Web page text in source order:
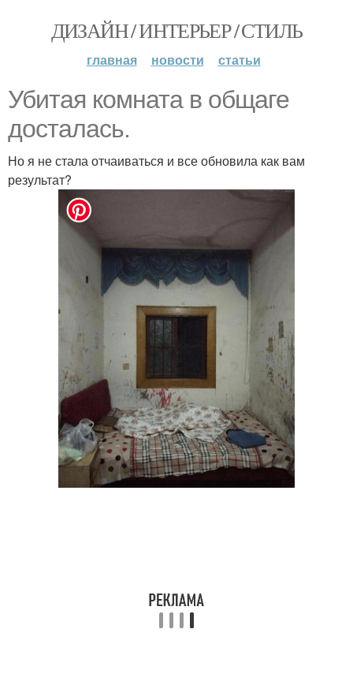
ДИЗАЙН / ИНТЕРЬЕР / СТИЛЬ
главная новости статьи
Убитая комната в общаге
досталась.
Но я не стала отчаиваться и все обновила как вам
результат?